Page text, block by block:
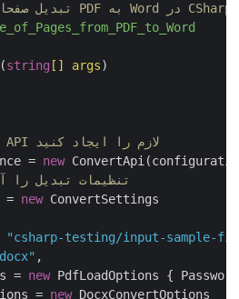
// تبدیل صفحات انتخاب شده از PDF به Word در CSharp
(string [] args)
// نمونه های API لازم را ایجاد کنید
= new
// تنظیمات تبدیل را
= new ConvertSettings
"csharp-testing/input-sample-
,
=
new PdfLoadOptions {
=
new DocxConvertOptions